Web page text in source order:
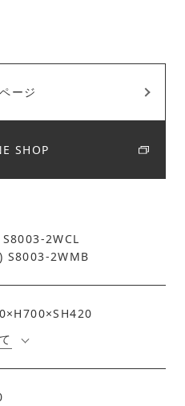
ージ
SHOP
2WCL
S8003-2WMB